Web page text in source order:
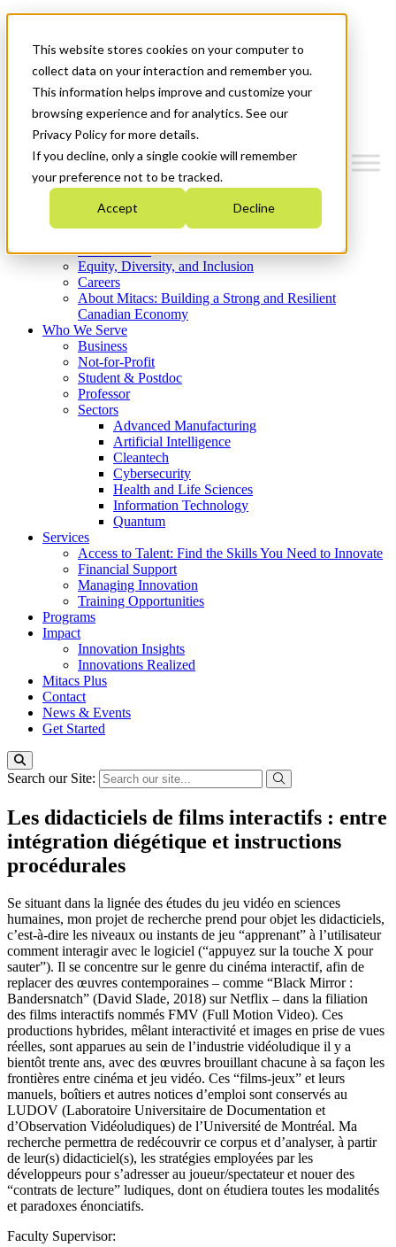
This website stores cookies on your computer to
collect data on your interaction and remember you.
This information helps improve and customize your
browsing experience and for analytics. See our
Privacy Policy for more details.
If you decline, only a single cookie will remember
your preference not to be tracked.
Accept Decline
News & Events
Get Started
Menu
Who We Are
Strategic Plan 2026-2030
What We Do
Equity, Diversity, and Inclusion
Careers
About Mitacs: Building a Strong and Resilient
Canadian Economy
Who We Serve
Business
Not-for-Profit
Student & Postdoc
Professor
Sectors
Advanced Manufacturing
Artificial Intelligence
Cleantech
Cybersecurity
Health and Life Sciences
Information Technology
Quantum
Services
Access to Talent: Find the Skills You Need to Innovate
Financial Support
Managing Innovation
Training Opportunities
Programs
Impact
Innovation Insights
Innovations Realized
Mitacs Plus
Contact
News & Events
Get Started
Search our Site:
Les didacticiels de films interactifs : entre
intégration diégétique et instructions
procédurales
Se situant dans la lignée des études du jeu vidéo en sciences
humaines, mon projet de recherche prend pour objet les didacticiels,
c’est-à-dire les niveaux ou instants de jeu “apprenant” à l’utilisateur
comment interagir avec le logiciel (“appuyez sur la touche X pour
sauter”). Il se concentre sur le genre du cinéma interactif, afin de
replacer des œuvres contemporaines – comme “Black Mirror :
Bandersnatch” (David Slade, 2018) sur Netflix – dans la filiation
des films interactifs nommés FMV (Full Motion Video). Ces
productions hybrides, mêlant interactivité et images en prise de vues
réelles, sont apparues au sein de l’industrie vidéoludique il y a
bientôt trente ans, avec des œuvres brouillant chacune à sa façon les
frontières entre cinéma et jeu vidéo. Ces “films-jeux” et leurs
manuels, boîtiers et autres notices d’emploi sont conservés au
LUDOV (Laboratoire Universitaire de Documentation et
d’Observation Vidéoludiques) de l’Université de Montréal. Ma
recherche permettra de redécouvrir ce corpus et d’analyser, à partir
de leur(s) didacticiel(s), les stratégies employées par les
développeurs pour s’adresser au joueur/spectateur et nouer des
“contrats de lecture” ludiques, dont on étudiera toutes les modalités
et paradoxes énonciatifs.
Faculty Supervisor: